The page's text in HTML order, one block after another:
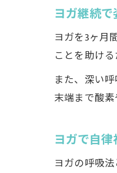
ヨガ継続
ヨガを3ヶ月
ことを助け
また、深い
末端まで酸
ヨガで自
ヨガの呼吸